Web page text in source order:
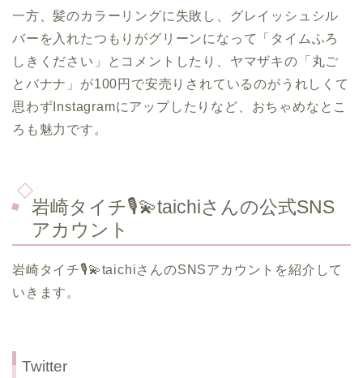
一方、髪のカラーリングに失敗し、グレイッシュシル
バーを入れたつもりがグリーンになって「タイムふろ
しきください」とコメントしたり、ヤマザキの「丸ご
とバナナ」が100円で安売りされているのがうれしくて
思わずInstagramにアップしたりなど、おちゃめなとこ
ろも魅力です。
岩崎タイチ🎙️💫taichiさんの公式SNS
アカウント
岩崎タイチ🎙️💫taichiさんのSNSアカウントを紹介して
いきます。
Twitter